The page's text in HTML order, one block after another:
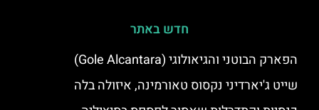
חדש באתר
הפארק הבוטני והגיאולוגי (Gole Alcantara)
שייט ג'יארדיני נקסוס טאורמינה, איזולה בלה